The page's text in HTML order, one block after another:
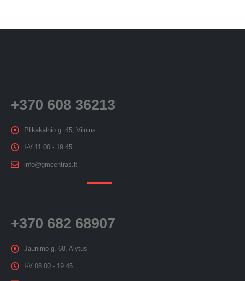
+370 608 36213
Plikakalnio g. 45, Vilnius
I-V 11:00 - 19:45
info@gmcentras.lt
+370 682 68907
Jaunimo g. 68, Alytus
I-V 08:00 - 19:45